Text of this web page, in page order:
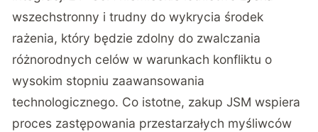
wszechstronny i trudny do wykrycia środek
rażenia, który będzie zdolny do zwalczania
różnorodnych celów w warunkach konfliktu o
wysokim stopniu zaawansowania
technologicznego. Co istotne, zakup JSM wspiera
proces zastępowania przestarzałych myśliwców